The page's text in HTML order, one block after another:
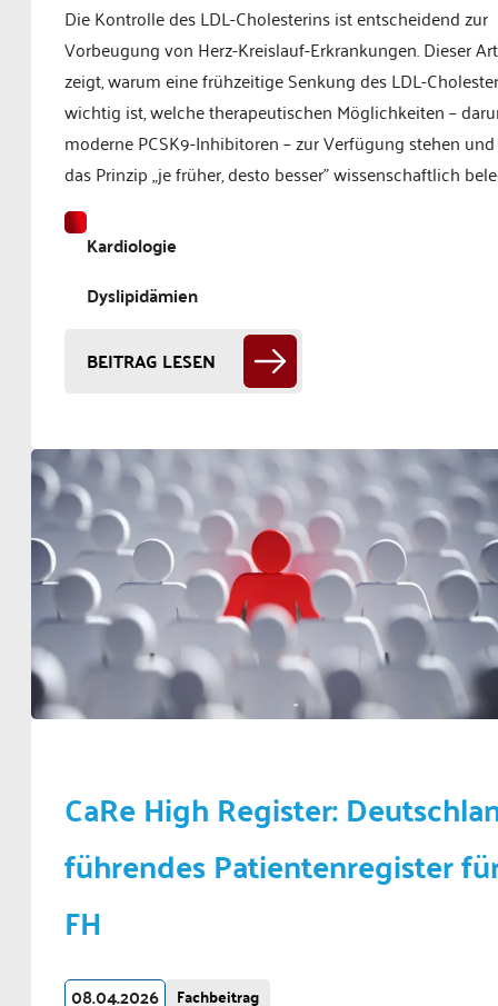
Die Kontrolle des LDL-Cholesterins ist entscheidend zur
Vorbeugung von Herz-Kreislauf-Erkrankungen. Dieser
zeigt, warum eine frühzeitige Senkung des LDL-
wichtig ist, welche therapeutischen Möglichkeiten –
moderne PCSK9-Inhibitoren – zur Verfügung stehen
das Prinzip „je früher, desto besser" wissenschaftlich
Kardiologie
Dyslipidämien
BEITRAG LESEN
CaRe High Register:
führendes Patientenregister
FH
08.04.2026 Fachbeitrag